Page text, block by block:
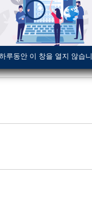
루동안 이 창을 열지 않습